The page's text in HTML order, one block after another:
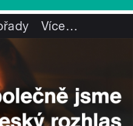
Více…